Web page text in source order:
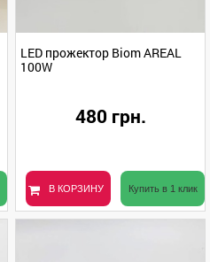
LED прожектор Biom AREAL
100W
480 грн.
В КОРЗИНУ Купить в 1 клик